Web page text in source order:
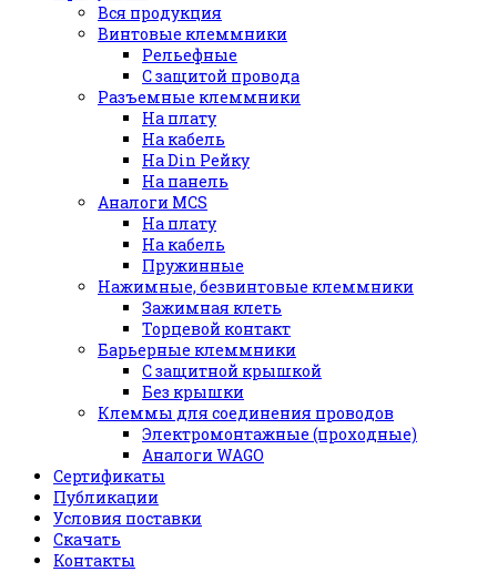
Вся продукция
Винтовые клеммники
Рельефные
С защитой провода
Разъемные клеммники
На плату
На кабель
На Din Рейку
На панель
Аналоги MCS
На плату
На кабель
Пружинные
Нажимные, безвинтовые клеммники
Зажимная клеть
Торцевой контакт
Барьерные клеммники
С защитной крышкой
Без крышки
Клеммы для соединения проводов
Электромонтажные (проходные)
Аналоги WAGO
Сертификаты
Публикации
Условия поставки
Скачать
Контакты